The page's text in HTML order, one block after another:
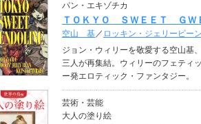
パン・エキゾチカ
ＴＯＫＹＯ ＳＷＥＥＴ ＧＷ
空山 基／ ロッキン・ジェリービーン
ジョン・ウィリーを敬愛する空山基
三人が再集結。ウィリーのフェティ
ー発エロティック・ファンタジー。
芸術・芸能
大人の塗り絵